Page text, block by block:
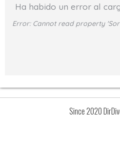
Ha habido un error al
Error: Cannot read property
Since 2020